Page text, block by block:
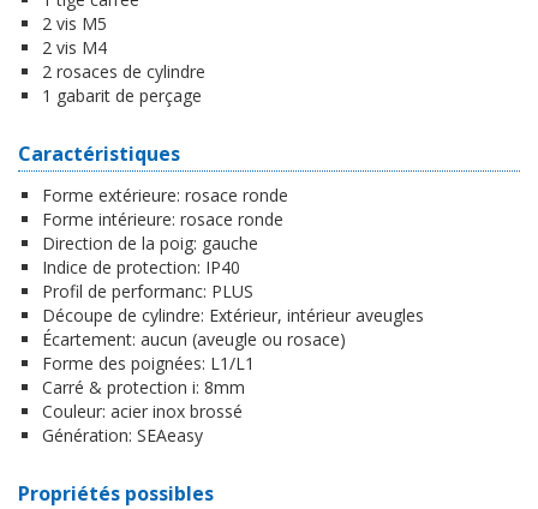
2 vis M5
2 vis M4
2 rosaces de cylindre
1 gabarit de perçage
Caractéristiques
Forme extérieure: rosace ronde
Forme intérieure: rosace ronde
Direction de la poig: gauche
Indice de protection: IP40
Profil de performanc: PLUS
Découpe de cylindre: Extérieur, intérieur aveugles
Écartement: aucun (aveugle ou rosace)
Forme des poignées: L1/L1
Carré & protection i: 8mm
Couleur: acier inox brossé
Génération: SEAeasy
Propriétés possibles